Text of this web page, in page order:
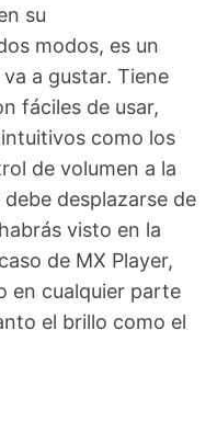
su
modos, es un
a gustar. Tiene
fáciles de usar,
como los
de volumen a la
desplazarse de
visto en la
de MX Player,
en cualquier parte
el brillo como el